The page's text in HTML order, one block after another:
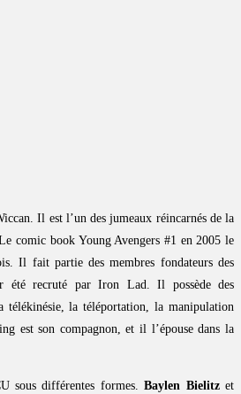
Il est l’un des jumeaux réincarnés de la
comic book Young Avengers #1 en 2005 le
Il fait partie des membres fondateurs des
été recruté par Iron Lad. Il possède des
télékinésie, la téléportation, la manipulation
est son compagnon, et il l’épouse dans la
sous différentes formes.Baylen Bielitzet